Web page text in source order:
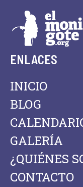
ENLACES
INICIO
BLOG
GALERÍA
¿QUIÉNES
CONTACTO